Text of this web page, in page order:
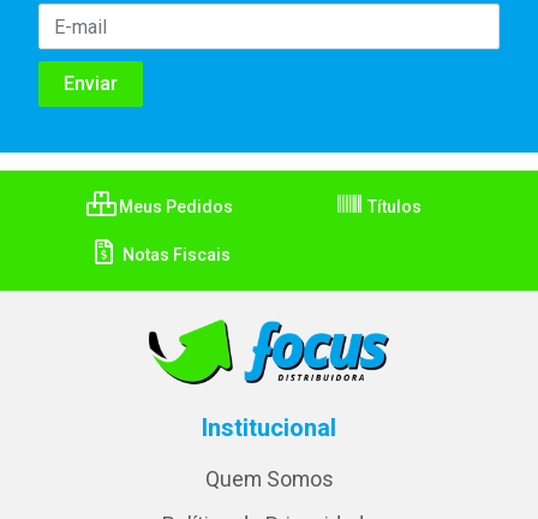
Meus Pedidos Títulos
Notas Fiscais
Institucional
Quem Somos